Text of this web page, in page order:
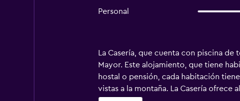
Personal
La Casería, que cuenta con piscina
Mayor. Este alojamiento, que tiene
hostal o pensión, cada habitación
vistas a la montaña. La Casería ofrece